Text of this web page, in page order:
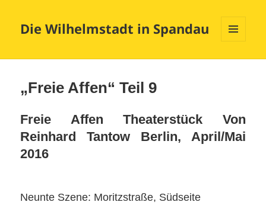
Die Wilhelmstadt in Spandau
„Freie Affen“ Teil 9
Freie Affen Theaterstück Von
Reinhard Tantow Berlin, April/Mai
2016
Neunte Szene: Moritzstraße, Südseite